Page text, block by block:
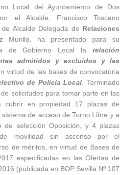
Local del Ayuntamiento de Dos
el Alcalde, Francisco Toscano
Alcalde Delegada de Relaciones
Murillo, ha presentado para su
de Gobierno Local la relación
admitidos y excluidos y las
virtud de las bases de convocatoria
de Policía Local . Terminado
solicitudes para tomar parte en las
cubrir en propiedad 17 plazas de
de acceso de Turno Libre y a
de selección Oposición, y 4 plazas
movilidad sin ascenso por el
de méritos, en virtud de Bases de
especificadas en las Ofertas de
(publicada en BOP Sevilla Nº 107